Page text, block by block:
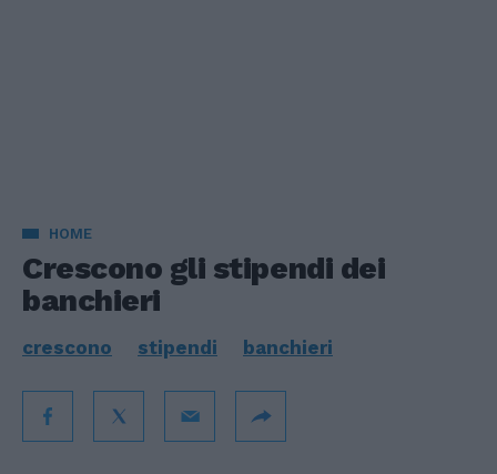
HOME
Crescono gli stipendi dei
banchieri
crescono stipendi banchieri